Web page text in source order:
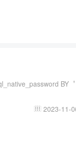
BY ＇
 2023-11-